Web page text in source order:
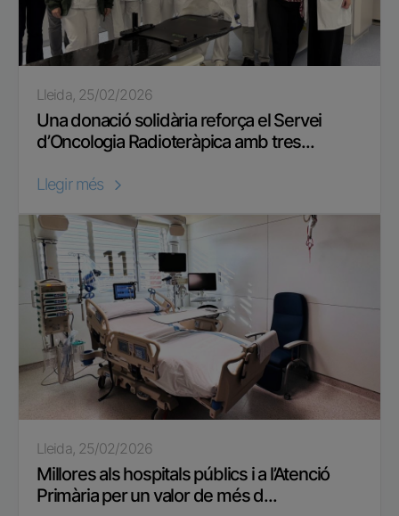
Lleida, 25/02/2026
Una donació solidària reforça el Servei
d’Oncologia Radioteràpica amb tres...
Llegir més
Lleida, 25/02/2026
Millores als hospitals públics i a l’Atenció
Primària per un valor de més d...